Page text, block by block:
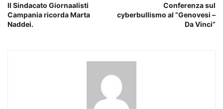
Il Sindacato Giornaalisti
Campania ricorda Marta
Naddei.
Conferenza sul
cyberbullismo al “Genovesi –
Da Vinci”